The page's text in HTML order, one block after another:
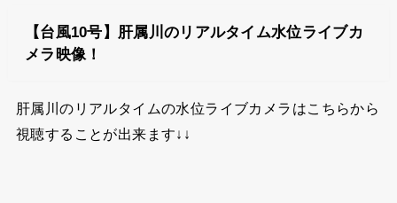
【台風10号】肝属川のリアルタイム水位ライブカ
メラ映像！
肝属川のリアルタイムの水位ライブカメラはこちらから
視聴することが出来ます↓↓